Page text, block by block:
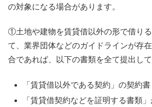
の対象になる場合があります。
①土地や建物を賃貸借以外の形で借り
て、業界団体などのガイドラインが存
合であれば、以下の書類を全て提出して
「賃貸借以外である契約」の契約書
「賃貸借契約などを証明する書類